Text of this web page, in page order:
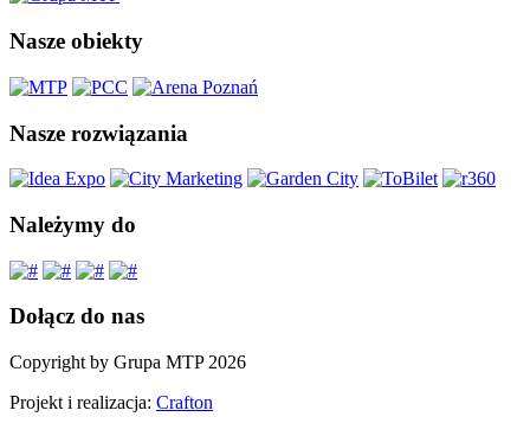
Nasze obiekty
Nasze rozwiązania
Należymy do
Dołącz do nas
Copyright by Grupa MTP 2026
Projekt i realizacja: Crafton